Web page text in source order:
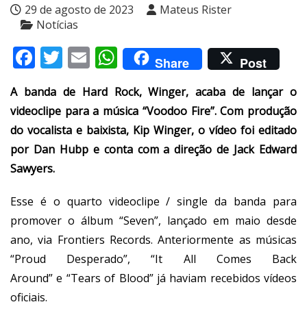
29 de agosto de 2023
Mateus Rister
Notícias
Facebook
Twitter
EmailWhatsApp
Share Post
A banda de Hard Rock, Winger, acaba de lançar o
videoclipe para a música “Voodoo Fire”. Com produção
do vocalista e baixista, Kip Winger, o vídeo foi editado
por Dan Hubp e conta com a direção de Jack Edward
Sawyers.
Esse é o quarto videoclipe / single da banda para
promover o álbum “Seven”, lançado em maio desde
ano, via Frontiers Records. Anteriormente as músicas
“Proud Desperado”, “It All Comes Back
Around” e “Tears of Blood” já haviam recebidos vídeos
oficiais.